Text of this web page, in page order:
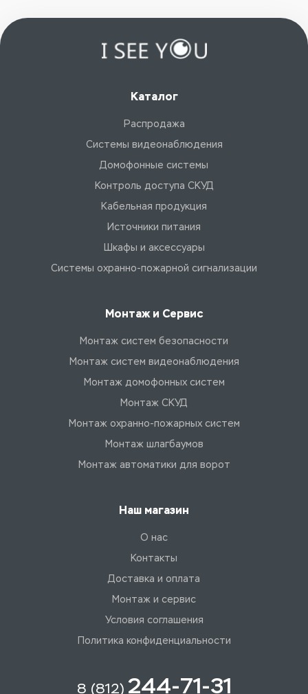
Каталог
Распродажа
Системы видеонаблюдения
Домофонные системы
Контроль доступа СКУД
Кабельная продукция
Источники питания
Шкафы и аксессуары
Системы охранно-пожарной сигнализации
Монтаж и Сервис
Монтаж систем безопасности
Монтаж систем видеонаблюдения
Монтаж домофонных систем
Монтаж СКУД
Монтаж охранно-пожарных систем
Монтаж шлагбаумов
Монтаж автоматики для ворот
Наш магазин
О нас
Контакты
Доставка и оплата
Монтаж и сервис
Условия соглашения
Политика конфиденциальности
8 (812) 244-71-31